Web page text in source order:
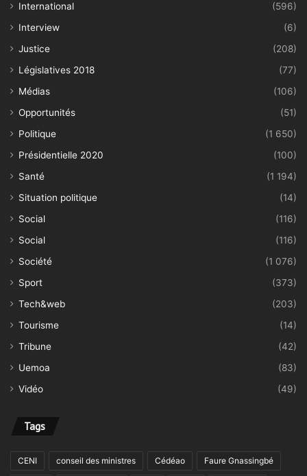
International
(596)
Interview
(6)
Justice
(208)
Législatives 2018
(77)
Médias
(106)
Opportunités
(51)
Politique
(1 650)
Présidentielle 2020
(100)
Santé
(1 194)
Situation politique
(14)
Social
(116)
Social
(116)
Société
(1 076)
Sport
(373)
Tech&web
(203)
Tourisme
(14)
Tribune
(42)
Uemoa
(83)
Vidéo
(49)
Tags
CENI conseil des ministres Cédéao Faure Gnassingbé